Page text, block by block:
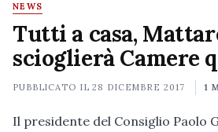
NEWS
Tutti a casa,
scioglierà Camere
PUBBLICATO IL28 DICEMBRE 2017 1
Il presidente del Consiglio Paolo